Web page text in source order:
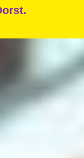
Vraagbaken!
filmmaker